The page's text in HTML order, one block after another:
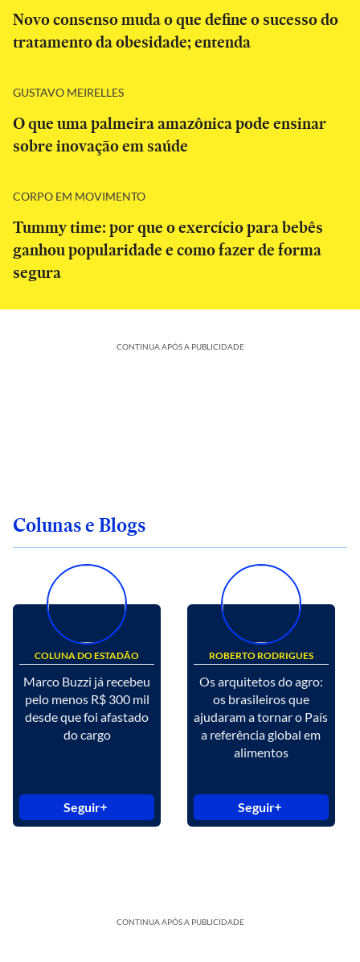
Novo consenso muda o que define o sucesso do
tratamento da obesidade; entenda
GUSTAVO MEIRELLES
O que uma palmeira amazônica pode ensinar
sobre inovação em saúde
CORPO EM MOVIMENTO
Tummy time: por que o exercício para bebês
ganhou popularidade e como fazer de forma
segura
CONTINUA APÓS A PUBLICIDADE
Colunas e Blogs
COLUNA DO ESTADÃO
Marco Buzzi já recebeu
pelo menos R$ 300 mil
desde que foi afastado
do cargo
Seguir
ROBERTO RODRIGUES
Os arquitetos do agro:
os brasileiros que
ajudaram a tornar o País
a referência global em
alimentos
Seguir
CONTINUA APÓS A PUBLICIDADE